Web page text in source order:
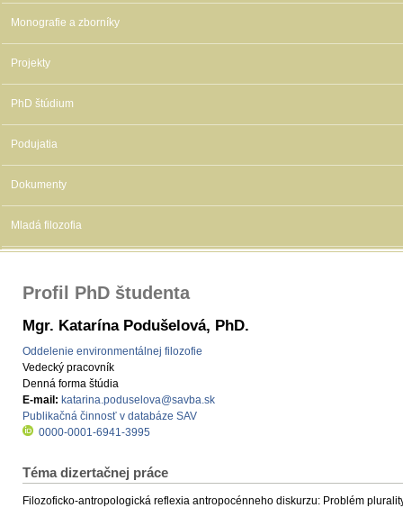
Monografie a zborníky
Projekty
PhD štúdium
Podujatia
Dokumenty
Mladá filozofia
Profil PhD študenta
Mgr. Katarína Podušelová, PhD.
Oddelenie environmentálnej filozofie
Vedecký pracovník
Denná forma štúdia
E-mail: katarina.poduselova@savba.sk
Publikačná činnosť v databáze SAV
0000-0001-6941-3995
Téma dizertačnej práce
Filozoficko-antropologická reflexia antropocénneho diskurzu: Problém